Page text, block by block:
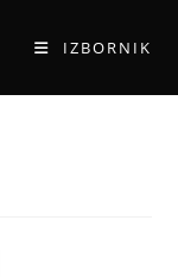
IZBORNIK